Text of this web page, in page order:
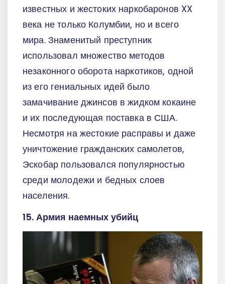
известных и жестоких наркобаронов XX
века не только Колумбии, но и всего
мира. Знаменитый преступник
использовал множество методов
незаконного оборота наркотиков, одной
из его гениальных идей было
замачивание джинсов в жидком кокаине
и их последующая поставка в США.
Несмотря на жестокие расправы и даже
уничтожение гражданских самолетов,
Эскобар пользовался популярностью
среди молодежи и бедных слоев
населения.
15. Армия наемных убийц